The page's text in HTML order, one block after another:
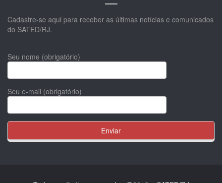
Cadastre-se aqui para receber as últimas notícias e comunicados
do SATED/RJ.
Seu nome (obrigatório)
Seu e-mail (obrigatório)